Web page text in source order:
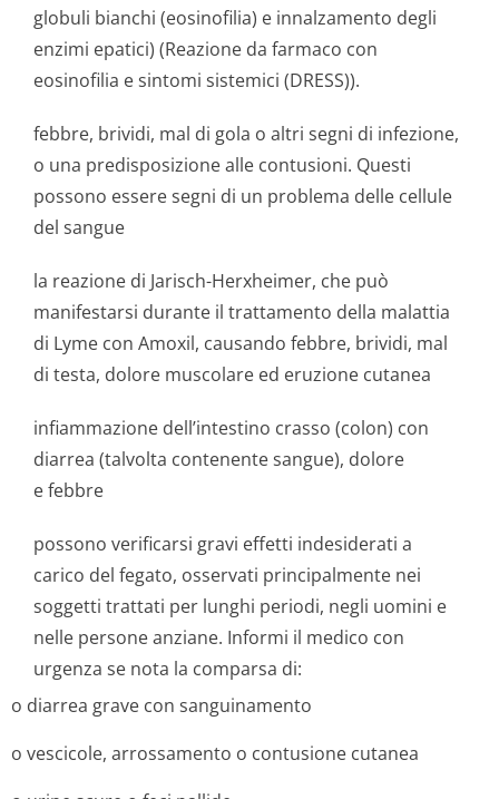
globuli bianchi (eosinofilia) e innalzamento degli
enzimi epatici) (Reazione da farmaco con
eosinofilia e sintomi sistemici (DRESS)).
febbre, brividi, mal di gola o altri segni di infezione,
o una predisposizione alle contusioni. Questi
possono essere segni di un problema delle cellule
del sangue
la reazione di Jarisch-Herxheimer, che può
manifestarsi durante il trattamento della malattia
di Lyme con Amoxil, causando febbre, brividi, mal
di testa, dolore muscolare ed eruzione cutanea
infiammazione dell’intestino crasso (colon) con
diarrea (talvolta contenente sangue), dolore
e febbre
possono verificarsi gravi effetti indesiderati a
carico del fegato, osservati principalmente nei
soggetti trattati per lunghi periodi, negli uomini e
nelle persone anziane. Informi il medico con
urgenza se nota la comparsa di:
o diarrea grave con sanguinamento
o vescicole, arrossamento o contusione cutanea